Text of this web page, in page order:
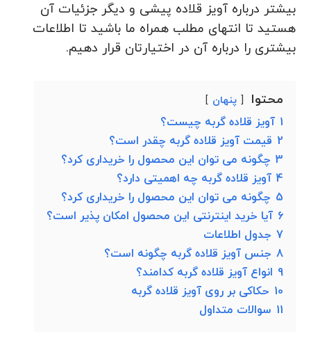
بیشتر درباره آویز قلاده پیشی و دیگر جزئیات آن
هستید تا انتهای مطلب همراه ما باشید تا اطلاعات
بیشتری را درباره آن در اختیارتان قرار دهیم‌.
محتوا پنهان
1 آویز قلاده گربه چیست؟
2 قیمت آویز قلاده گربه چقدر است؟
3 چگونه می توان این محصول را خریداری کرد؟
4 آویز قلاده گربه چه اهمیتی دارد؟
5 چگونه می توان این محصول را خریداری کرد؟
6 آیا خرید اینترنتی این محصول امکان پذیر است؟
7 جدول اطلاعات
8 جنس آویز قلاده گربه چگونه است؟
9 انواع آویز قلاده گربه کدامند؟
10 حکاکی بر روی آویز قلاده گربه
11 سوالات متداول